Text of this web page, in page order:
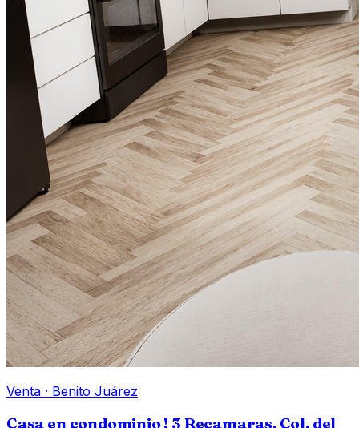
Venta · Benito Juárez
Casa en condominio ! 3 Recamaras. Col. del